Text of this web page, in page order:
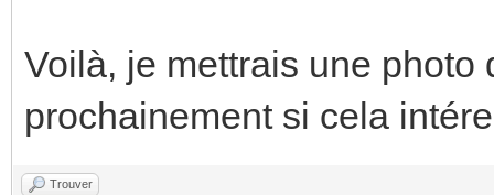
Voilà, je mettrais une
prochainement si cela
Trouver